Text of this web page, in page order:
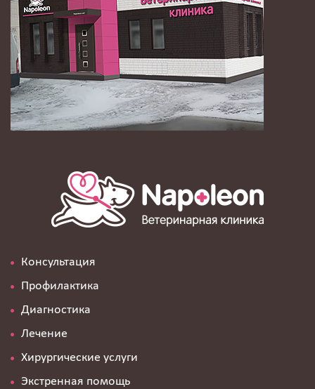
Консультация
Профилактика
Диагностика
Лечение
Хирургические услуги
Экстренная помощь